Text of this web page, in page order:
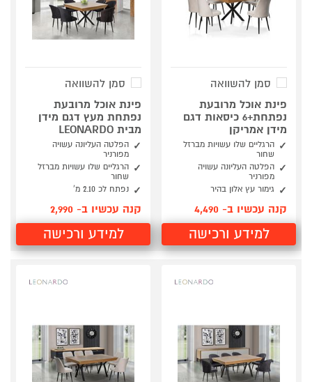
סמן להשוואה
פינת אוכל מרובעת
נפתחת+6 כיסאות דגם
מידן אמריקן
הרגליים שלו עשויות מברזל
שחור
הפלטה העליונה עשויה
מפורניר
גימור עץ אלון בהיר
קנה עכשיו ב- 4,490
למידע ורכישה
סמן להשוואה
פינת אוכל מרובעת
נפתחת מעץ דגם מידן
מבית LEONARDO
הפלטה העליונה עשויה
מפורניר
הרגליים שלו עשויות מברזל
שחור
נפתח לכ 2.10 מ’
קנה עכשיו ב- 2,990
למידע ורכישה